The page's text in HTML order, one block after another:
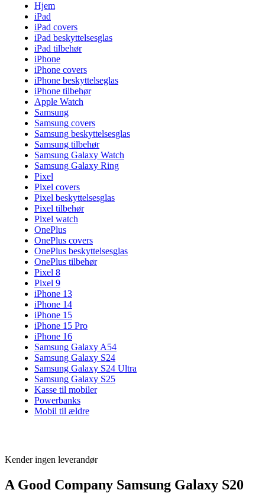
Hjem
iPad
iPad covers
iPad beskyttelsesglas
iPad tilbehør
iPhone
iPhone covers
iPhone beskyttelseglas
iPhone tilbehør
Apple Watch
Samsung
Samsung covers
Samsung beskyttelsesglas
Samsung tilbehør
Samsung Galaxy Watch
Samsung Galaxy Ring
Pixel
Pixel covers
Pixel beskyttelsesglas
Pixel tilbehør
Pixel watch
OnePlus
OnePlus covers
OnePlus beskyttelsesglas
OnePlus tilbehør
Pixel 8
Pixel 9
iPhone 13
iPhone 14
iPhone 15
iPhone 15 Pro
iPhone 16
Samsung Galaxy A54
Samsung Galaxy S24
Samsung Galaxy S24 Ultra
Samsung Galaxy S25
Kasse til mobiler
Powerbanks
Mobil til ældre
Kender ingen leverandør
A Good Company Samsung Galaxy S20